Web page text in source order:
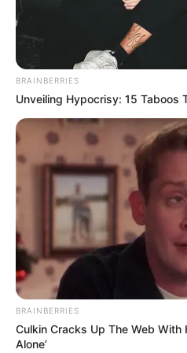
PRONOSTIC QUINTÉ
03-2026
PRONOSTIC QUINTÉ
d’écuries du jour à
AMALTHEA – 27 Mars
BRAINBERRIES
Unveiling Hypocrisy: 15 Taboos
BRAINBERRIES
Culkin Cracks Up The Web With
Alone’